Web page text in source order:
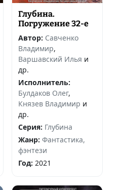
Глубина.
Погружение 32-е
Автор: Савченко
Владимир,
Варшавский Илья и
др.
Исполнитель:
Булдаков Олег,
Князев Владимир и
др.
Серия: Глубина
Жанр: Фантастика,
фэнтези
Год: 2021